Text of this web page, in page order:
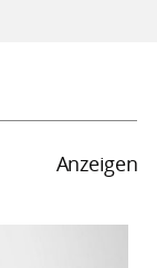
Anzeigen